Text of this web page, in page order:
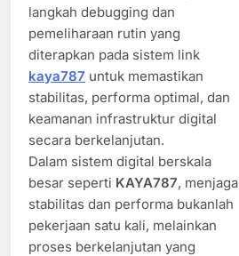
langkah debugging dan
pemeliharaan rutin yang
diterapkan pada sistem link
kaya787 untuk memastikan
stabilitas, performa optimal, dan
keamanan infrastruktur digital
secara berkelanjutan.
Dalam sistem digital berskala
besar seperti KAYA787, menjaga
stabilitas dan performa bukanlah
pekerjaan satu kali, melainkan
proses berkelanjutan yang